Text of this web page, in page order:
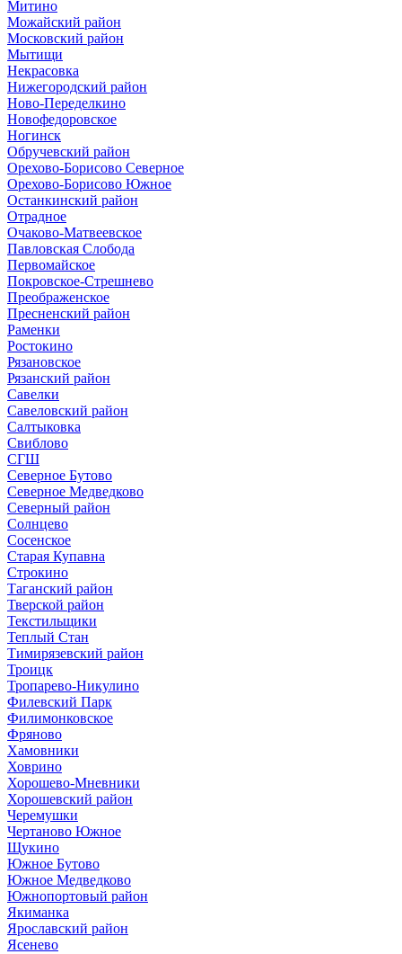
Митино
Можайский район
Московский район
Мытищи
Некрасовка
Нижегородский район
Ново-Переделкино
Новофедоровское
Ногинск
Обручевский район
Орехово-Борисово Северное
Орехово-Борисово Южное
Останкинский район
Отрадное
Очаково-Матвеевское
Павловская Слобода
Первомайское
Покровское-Стрешнево
Преображенское
Пресненский район
Раменки
Ростокино
Рязановское
Рязанский район
Савелки
Савеловский район
Салтыковка
Свиблово
СГШ
Северное Бутово
Северное Медведково
Северный район
Солнцево
Сосенское
Старая Купавна
Строкино
Таганский район
Тверской район
Текстильщики
Теплый Стан
Тимирязевский район
Троицк
Тропарево-Никулино
Филевский Парк
Филимонковское
Фряново
Хамовники
Ховрино
Хорошево-Мневники
Хорошевский район
Черемушки
Чертаново Южное
Щукино
Южное Бутово
Южное Медведково
Южнопортовый район
Якиманка
Ярославский район
Ясенево